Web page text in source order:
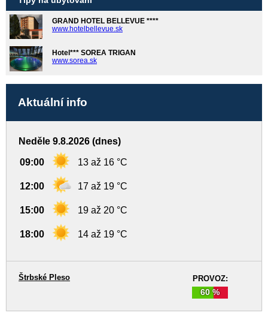
GRAND HOTEL BELLEVUE ****
www.hotelbellevue.sk
Hotel*** SOREA TRIGAN
www.sorea.sk
Aktuální info
Neděle 9.8.2026 (dnes)
09:00 13 až 16 °C
12:00 17 až 19 °C
15:00 19 až 20 °C
18:00 14 až 19 °C
PROVOZ:
60 %
Štrbské Pleso